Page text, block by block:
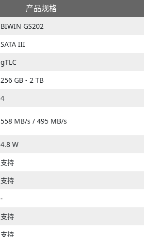
产品规格
BIWIN GS202
SATA III
gTLC
256 GB - 2 TB
4
558 MB/s / 495 MB/s
4.8 W
支持
支持
-
支持
支持